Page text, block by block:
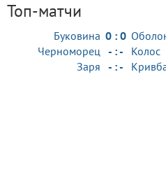
Топ-матчи
Буковина 0 : 0
Черноморец Колос
- : -
Заря - : -